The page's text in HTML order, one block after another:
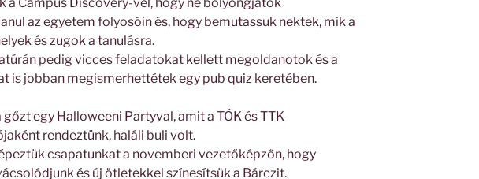
az egyetem folyosóin és, hogy bemutassuk nektek, mik a
és zugok a tanulásra.
pedig vicces feladatokat kellett megoldanotok és a
is jobban megismerhettétek egy pub quiz keretében.
gőzt egy Halloweeni Partyval, amit a TÓK és TTK
rendeztünk, haláli buli volt.
csapatunkat a novemberi vezetőképzőn, hogy
és új ötletekkel színesítsük a Bárczit.